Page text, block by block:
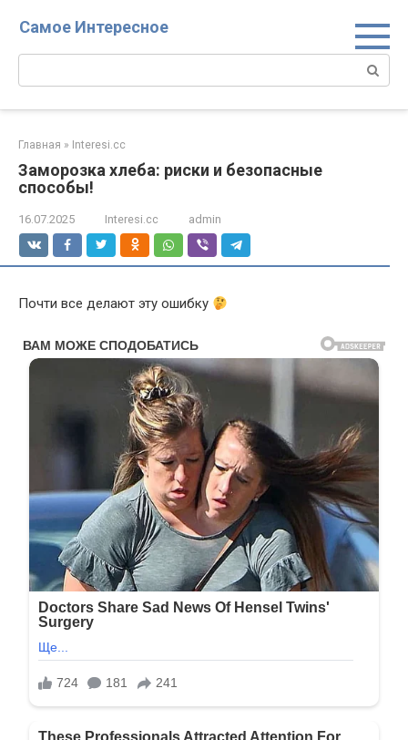
Самое Интересное
Поиск:
Главная » Interesi.cc
Заморозка хлеба: риски и безопасные
способы!
16.07.2025 Interesi.cc admin
Почти все делают эту ошибку